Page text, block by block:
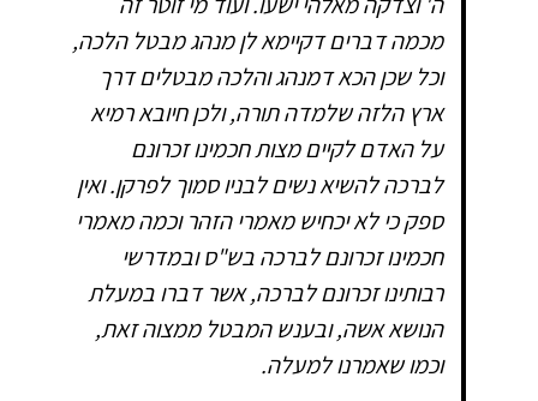
מכמה דברים דקיימא לן מנהג מבטל הלכה,
וכל שכן הכא דמנהג והלכה מבטלים דרך
ארץ הלזה שלמדה תורה, ולכן חיובא רמיא
על האדם לקיים מצות חכמינו זכרונם
לברכה להשיא נשים לבניו סמוך לפרקן. ואין
ספק כי לא יכחיש מאמרי הזהר וכמה מאמרי
חכמינו זכרונם לברכה בש"ס ובמדרשי
רבותינו זכרונם לברכה, אשר דברו במעלת
הנושא אשה, ובענש המבטל ממצוה זאת,
וכמו שאמרנו למעלה.